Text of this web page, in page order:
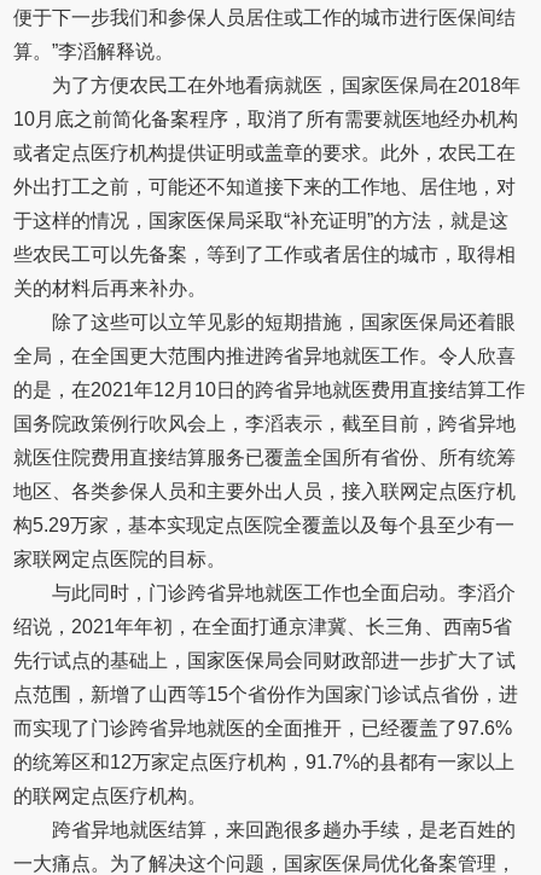
便于下一步我们和参保人员居住或工作的城市进行医保间结
算。”李滔解释说。
为了方便农民工在外地看病就医，国家医保局在2018年
10月底之前简化备案程序，取消了所有需要就医地经办机构
或者定点医疗机构提供证明或盖章的要求。此外，农民工在
外出打工之前，可能还不知道接下来的工作地、居住地，对
于这样的情况，国家医保局采取“补充证明”的方法，就是这
些农民工可以先备案，等到了工作或者居住的城市，取得相
关的材料后再来补办。
除了这些可以立竿见影的短期措施，国家医保局还着眼
全局，在全国更大范围内推进跨省异地就医工作。令人欣喜
的是，在2021年12月10日的跨省异地就医费用直接结算工作
国务院政策例行吹风会上，李滔表示，截至目前，跨省异地
就医住院费用直接结算服务已覆盖全国所有省份、所有统筹
地区、各类参保人员和主要外出人员，接入联网定点医疗机
构5.29万家，基本实现定点医院全覆盖以及每个县至少有一
家联网定点医院的目标。
与此同时，门诊跨省异地就医工作也全面启动。李滔介
绍说，2021年年初，在全面打通京津冀、长三角、西南5省
先行试点的基础上，国家医保局会同财政部进一步扩大了试
点范围，新增了山西等15个省份作为国家门诊试点省份，进
而实现了门诊跨省异地就医的全面推开，已经覆盖了97.6%
的统筹区和12万家定点医疗机构，91.7%的县都有一家以上
的联网定点医疗机构。
跨省异地就医结算，来回跑很多趟办手续，是老百姓的
一大痛点。为了解决这个问题，国家医保局优化备案管理，